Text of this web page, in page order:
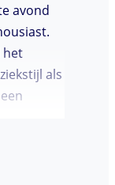
avond
het
als